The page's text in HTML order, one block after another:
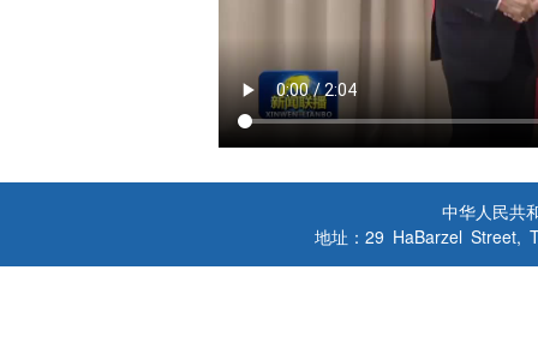
中华人民共
地址：29 HaBarzel Street,